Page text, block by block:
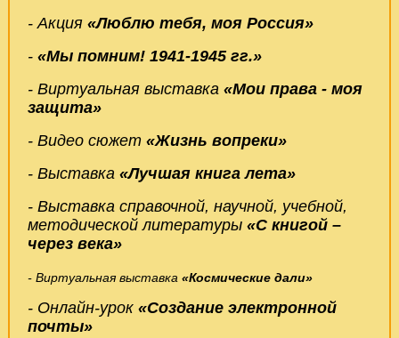
- Акция «Люблю тебя, моя Россия»
- «Мы помним! 1941-1945 гг.»
- Виртуальная выставка «Мои права - моя
защита»
- Видео сюжет «Жизнь вопреки»
- Выставка «Лучшая книга лета»
- Выставка справочной, научной, учебной,
методической литературы «С книгой –
через века»
- Виртуальная выставка «Космические дали»
- Онлайн-урок «Создание электронной
почты»